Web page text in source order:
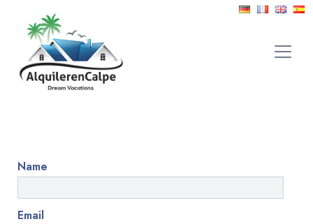
Name
Email